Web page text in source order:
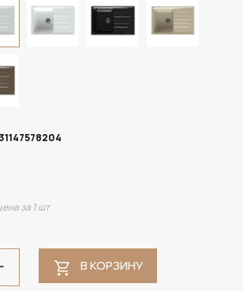
за 1 шт
В КОРЗИНУ